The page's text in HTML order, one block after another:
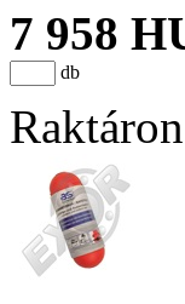
7 958
db
Raktáron